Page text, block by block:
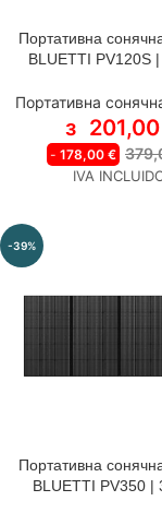
СТИЛЬ
Портативна
панель PV120S*2 |
Портативна
панель PV120S*3 |
Портативна
BLUETTI PV120S
Портативна
з
- 178,00 €
IVA
-39%
Портативна
BLUETTI PV350 |